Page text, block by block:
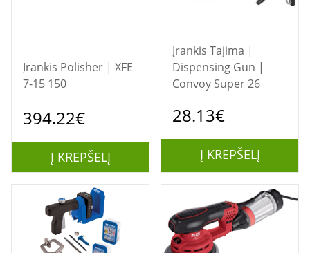
Įrankis Polisher | XFE
7-15 150
394.22€
Į KREPŠELĮ
Įrankis Tajima |
Dispensing Gun |
Convoy Super 26
28.13€
Į KREPŠELĮ